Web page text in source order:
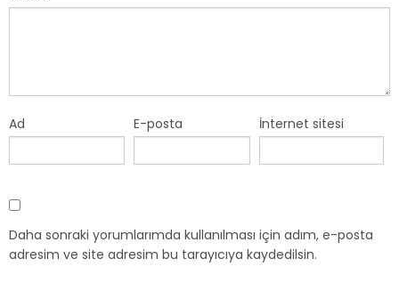
Ad E-posta İnternet sitesi
Daha sonraki yorumlarımda kullanılması için adım, e-posta
adresim ve site adresim bu tarayıcıya kaydedilsin.